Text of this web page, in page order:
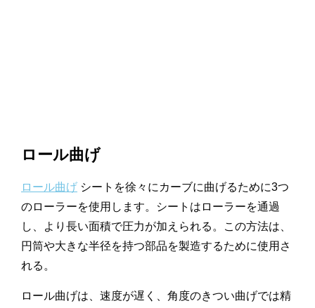
ロール曲げ
ロール曲げ シートを徐々にカーブに曲げるために3つ
のローラーを使用します。シートはローラーを通過
し、より長い面積で圧力が加えられる。この方法は、
円筒や大きな半径を持つ部品を製造するために使用さ
れる。
ロール曲げは、速度が遅く、角度のきつい曲げでは精